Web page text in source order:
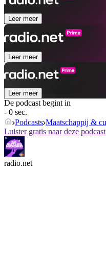
Leer meer
Leer meer
Leer meer
De podcast begint in
- 0 sec.
Podcasts Maatschappij &
Luister gratis naar deze
radio.net